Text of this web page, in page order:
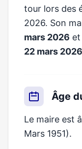
tour lors des
2026. Son
mars 2026
22 mars 2026
Âge
Le maire est
Mars 1951).